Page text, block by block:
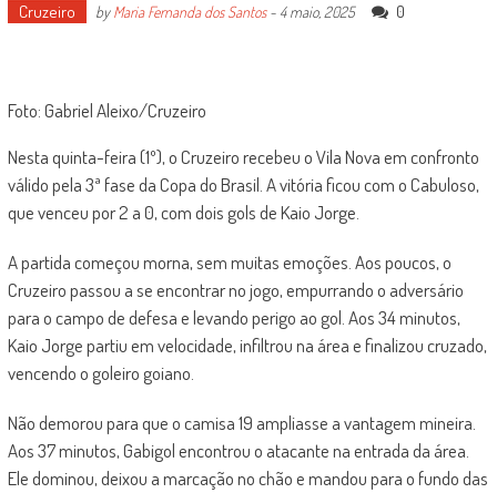
Cruzeiro byMaria Fernanda dos Santos- 4 maio, 2025 0
Foto: Gabriel Aleixo/Cruzeiro
Nesta quinta-feira (1º), o Cruzeiro recebeu o Vila Nova em confronto
válido pela 3ª fase da Copa do Brasil. A vitória ficou com o Cabuloso,
que venceu por 2 a 0, com dois gols de Kaio Jorge.
A partida começou morna, sem muitas emoções. Aos poucos, o
Cruzeiro passou a se encontrar no jogo, empurrando o adversário
para o campo de defesa e levando perigo ao gol. Aos 34 minutos,
Kaio Jorge partiu em velocidade, infiltrou na área e finalizou cruzado,
vencendo o goleiro goiano.
Não demorou para que o camisa 19 ampliasse a vantagem mineira.
Aos 37 minutos, Gabigol encontrou o atacante na entrada da área.
Ele dominou, deixou a marcação no chão e mandou para o fundo das